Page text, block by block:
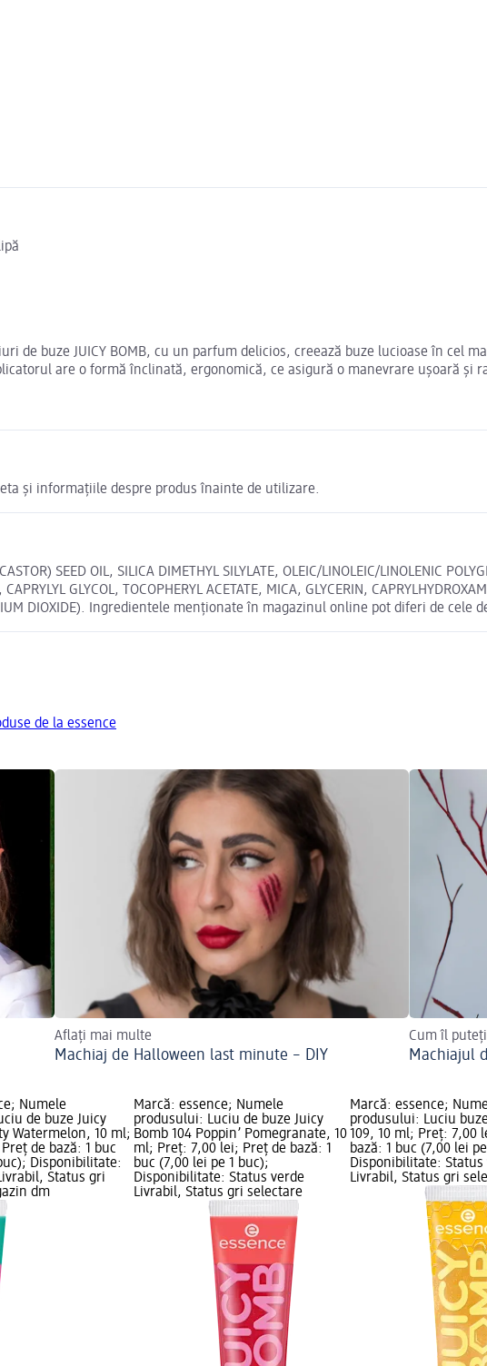
de buze JUICY BOMB, cu un parfum delicios, creează buze lucioase în cel
are o formă înclinată, ergonomică, ce asigură o manevrare ușoară și
și informațiile despre produs înainte de utilizare.
SEED OIL, SILICA DIMETHYL SILYLATE, OLEIC/LINOLEIC/LINOLENIC
GLYCOL, TOCOPHERYL ACETATE, MICA, GLYCERIN,
DIOXIDE). Ingredientele menționate în magazinul online pot diferi de cele
de la essence
Aflați mai multe
Machiaj de Halloween last minute – DIY
Cum îl
Machiajul
Numele
de buze Juicy
Watermelon, 10 ml;
de bază: 1 buc
Disponibilitate:
Status gri
dm
Marcă: essence; Numele
produsului: Luciu de buze Juicy
Bomb 104 Poppin’ Pomegranate, 10
ml; Preț: 7,00 lei; Preț de bază: 1
buc (7,00 lei pe 1 buc);
Disponibilitate: Status verde
Livrabil, Status gri selectare
Marcă: essence;
produsului: Luciu buze
109, 10 ml; Preț: 7,00
bază: 1 buc (7,00 lei
Disponibilitate: Status
Livrabil, Status gri